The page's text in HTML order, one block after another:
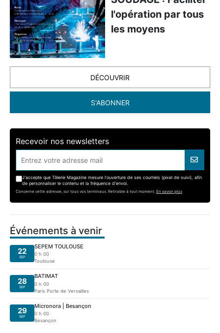
l'opération par tous
les moyens
DÉCOUVRIR
S'ABONNER
Recevoir nos newsletters
J'accepte que Tôlerie Magazine mesure l'ouverture de ses courriels (pixel de suivi), afin
de personnaliser le contenu et la fréquence d'envoi.
Concerne cette adresse, sur tous vos terminaux. Retirable à tout moment. En savoir plus
Événements à venir
22
SEP
SEPEM TOULOUSE
0 h 00
Toulouse
28
SEP
BATIMAT
0 h 00
Paris Porte de Versailles
29
SEP
Micronora | Besançon
0 h 00
Besançon